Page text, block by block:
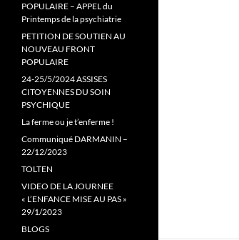
POPULAIRE – APPEL du
Printemps de la psychiatrie
PETITION DE SOUTIEN AU
NOUVEAU FRONT
POPULAIRE
24-25/5/2024 ASSISES
CITOYENNES DU SOIN
PSYCHIQUE
La ferme ou je t’enferme !
Communiqué DARMANIN –
22/12/2023
TOLTEN
VIDEO DE LA JOURNEE
« L’ENFANCE MISE AU PAS »
29/1/2023
BLOGS